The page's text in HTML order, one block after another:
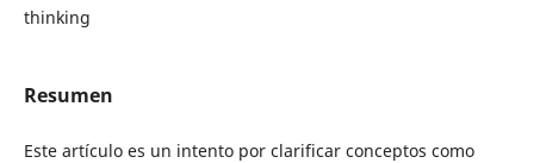
thinking
Resumen
Este artículo es un intento por clarificar conceptos como